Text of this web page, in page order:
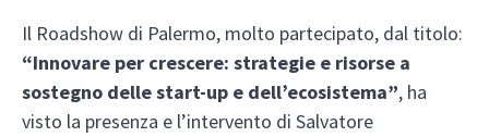
Il Roadshow di Palermo, molto partecipato, dal titolo:
“Innovare per crescere: strategie e risorse a
sostegno delle start-up e dell’ecosistema”, ha
visto la presenza e l’intervento di Salvatore